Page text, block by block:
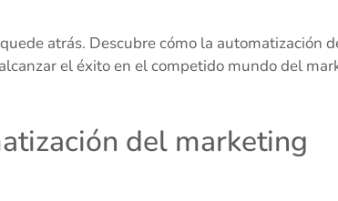
atrás. Descubre cómo la automatización
el éxito en el competido mundo del
del marketing